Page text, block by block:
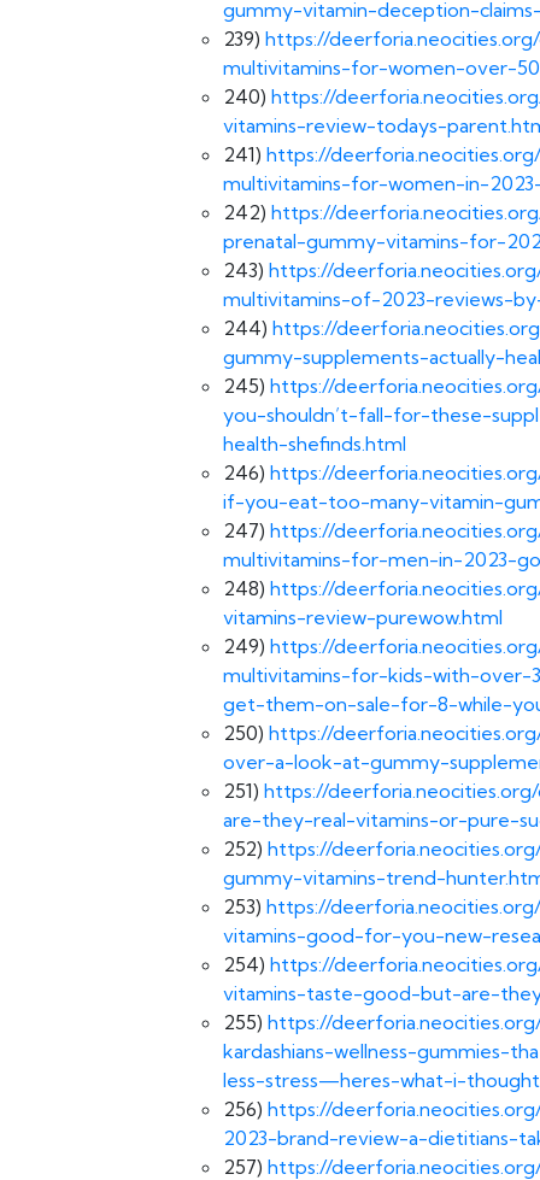
gummy-vitamin-deception-
239) https://
multivitamins-for-women-over-
240) https://
vitamins-review-todays-
241) https://
multivitamins-for-women-in-
242) https://
prenatal-gummy-vitamins-for-
243) https://
multivitamins-of-2023-reviews-
244) https://
gummy-supplements-actually-
245) https://
you-shouldn’t-fall-for-these-
health-shefinds.html
246) https://
if-you-eat-too-many-vitamin-
247) https://
multivitamins-for-men-in-2023-
248) https://
vitamins-review-purewow.html
249) https://
multivitamins-for-kids-with-
get-them-on-sale-for-8-while-
250) https://
over-a-look-at-gummy-
251) https://
are-they-real-vitamins-or-pure-
252) https://
gummy-vitamins-trend-
253) https://
vitamins-good-for-you-new-
254) https://
vitamins-taste-good-but-are-
255) https://
kardashians-wellness-gummies-
less-stress—heres-what-i-
256) https://
2023-brand-review-a-dietitians-
257) https://